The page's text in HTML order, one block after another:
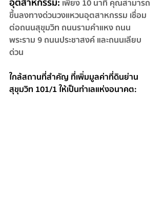
เพียง 10 นาที คุณสามารถ
ขึ้นลงทางด่วนวงแหวนอุตสาหกรรม เชื่อม
ต่อถนนสุขุมวิท ถนนรามคำแหง ถนน
พระราม 9 ถนนประชาสงค์ และถนนเลียบ
ด่วน
ใกล้สถานที่สำคัญ ที่เพิ่มมูลค่าที่ดินย่าน
สุขุมวิท 101/1 ให้เป็นทำเลแห่งอนาคต: